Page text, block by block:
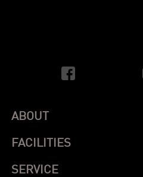
ABOUT
FACILITIES
SERVICE